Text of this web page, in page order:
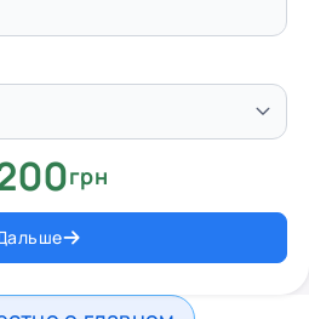
грн